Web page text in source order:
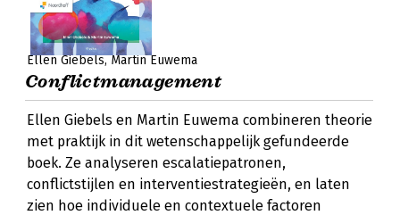
Ellen Giebels Martin Euwema
Conflictmanagement
Ellen Giebels en Martin Euwema combineren theorie
met praktijk in dit wetenschappelijk gefundeerde
boek. Ze analyseren escalatiepatronen,
conflictstijlen en interventiestrategieën, en laten
zien hoe individuele en contextuele factoren